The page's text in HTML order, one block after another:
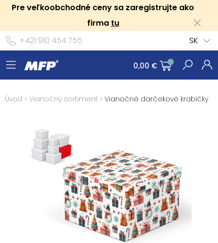
Pre veľkoobchodné ceny sa zaregistrujte ako
firma tu
+421 910 454 755
SK
0,00 €
Úvod > Vianočný sortiment > Vianočné darčekové krabičky